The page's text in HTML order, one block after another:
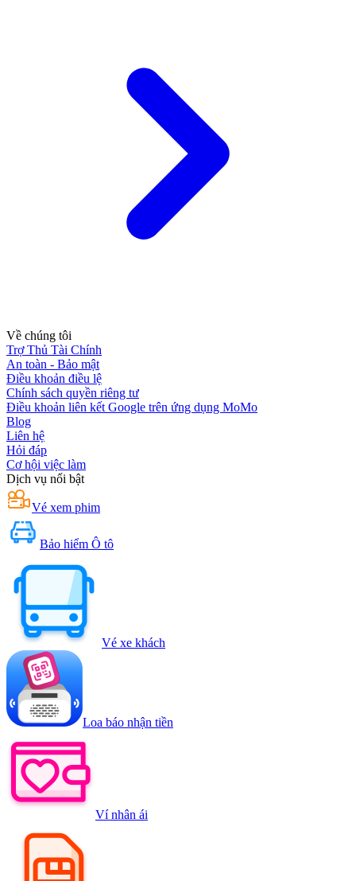
Về chúng tôi
Trợ Thủ Tài Chính
An toàn - Bảo mật
Điều khoản điều lệ
Chính sách quyền riêng tư
Điều khoản liên kết Google trên ứng dụng MoMo
Blog
Liên hệ
Hỏi đáp
Cơ hội việc làm
Dịch vụ nổi bật
Vé xem phim
Bảo hiểm Ô tô
Vé xe khách
Loa báo nhận tiền
Ví nhân ái